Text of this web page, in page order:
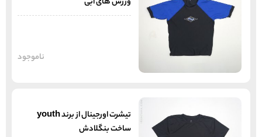
ناموجود
تیشرت اورجینال از برند youth
ساخت بنگلادش